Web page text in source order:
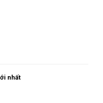
nhất